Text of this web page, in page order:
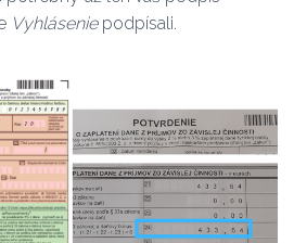
Vyhláseniepodpísali.